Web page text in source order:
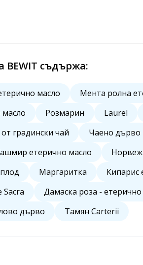
BEWIT съдържа:
масло Мента ролна
Розмарин Laurel
градински чай Чаено дърво
етерично масло
Маргаритка Кипарис
Sacra Дамаска роза -
дърво Тамян Carterii